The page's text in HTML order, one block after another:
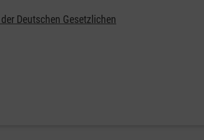
Deutschen Gesetzlichen